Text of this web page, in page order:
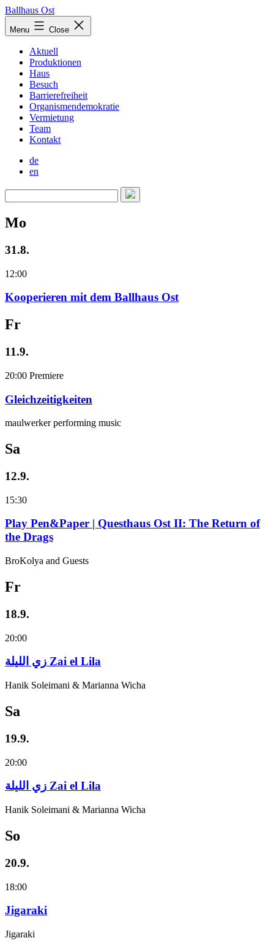
Skip
to
content
Ballhaus Ost
Ballhaus
Ost
Menu Close
Aktuell
Produktionen
Haus
Besuch
Barrierefreiheit
Organismendemokratie
Vermietung
Team
Kontakt
de
en
Mo
31.8.
12:00
Kooperieren mit dem Ballhaus Ost
Fr
11.9.
20:00 Premiere
Gleichzeitigkeiten
maulwerker performing music
Sa
12.9.
15:30
Play Pen&Paper | Questhaus Ost II: The Return of
the Drags
BroKolya and Guests
Fr
18.9.
20:00
زي‌ اللیلة Zai el Lila
Hanik Soleimani & Marianna Wicha
Sa
19.9.
20:00
زي‌ اللیلة Zai el Lila
Hanik Soleimani & Marianna Wicha
So
20.9.
18:00
Jigaraki
Jigaraki